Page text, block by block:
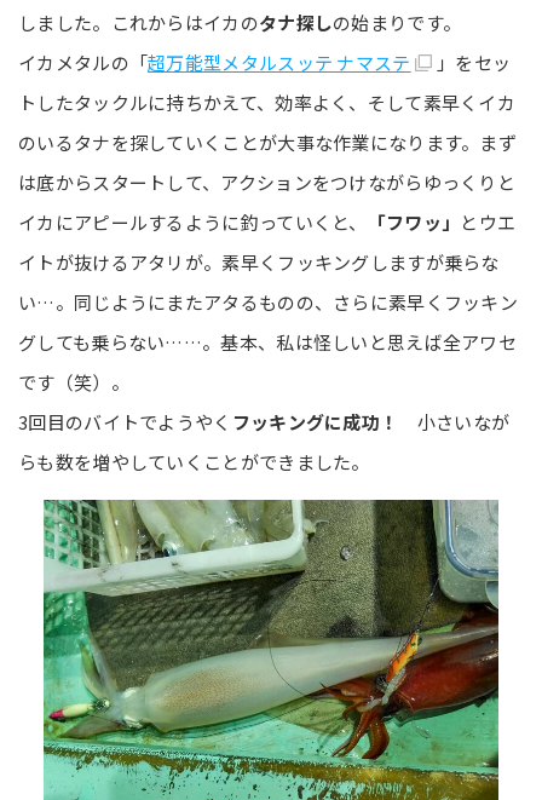
しました。これからはイカのタナ探しの始まりです。
イカメタルの「超万能型メタルスッテ ナマステ
」をセッ
トしたタックルに持ちかえて、効率よく、そして素早くイカ
のいるタナを探していくことが大事な作業になります。まず
は底からスタートして、アクションをつけながらゆっくりと
イカにアピールするように釣っていくと、
「フワッ」 とウエ
イトが抜けるアタリが。素早くフッキングしますが乗らな
い…。同じようにまたアタるものの、さらに素早くフッキン
グしても乗らない……。基本、私は怪しいと思えば全アワセ
です（笑）。
3回目のバイトでようやく フッキングに成功！
小さいなが
らも数を増やしていくことができました。